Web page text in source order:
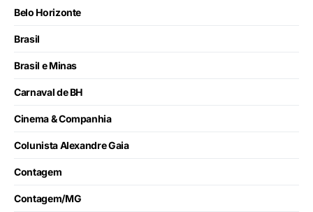
Belo Horizonte
Brasil
Brasil e Minas
Carnaval de BH
Cinema & Companhia
Colunista Alexandre Gaia
Contagem
Contagem/MG